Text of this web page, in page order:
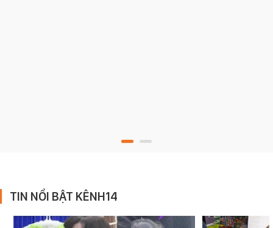
TIN NỔI BẬT KÊNH14